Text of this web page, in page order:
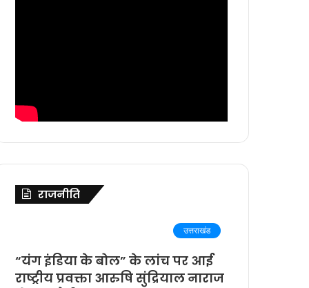
राजनीति
उत्तराखंड
“यंग इंडिया के बोल” के लांच पर आई
राष्ट्रीय प्रवक्ता आरुषि सुंद्रियाल नाराज